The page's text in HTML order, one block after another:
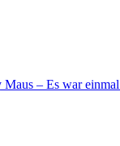
– Es war